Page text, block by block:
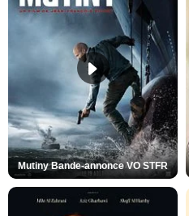
Mutiny Bande-annonce VO STFR